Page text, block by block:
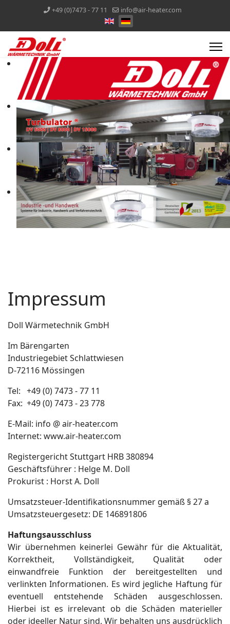
+49 (0)7473 - 77 11 info@air-heater.com
Impressum
Doll Wärmetechnik GmbH
Im Bärengarten
Industriegebiet Schlattwiesen
D-72116 Mössingen
Tel: +49 (0) 7473 - 77 11
Fax: +49 (0) 7473 - 23 778
E-Mail: info @ air-heater.com
Internet: www.air-heater.com
Registergericht Stuttgart HRB 380894
Geschäftsführer : Helge M. Doll
Prokurist : Horst A. Doll
Umsatzsteuer-Identifikationsnummer gemäß § 27 a
Umsatzsteuergesetz: DE 146891806
Haftungsausschluss
Wir übernehmen keinerlei Gewähr für die Aktualität,
Korrektheit, Vollständigkeit, Qualität oder
einwandfreie Funktion der bereitgestellten und
verlinkten Informationen. Es wird jegliche Haftung für
eventuell entstehende Schäden ausgeschlossen.
Hierbei ist es irrelevant ob die Schäden materieller
oder ideeller Natur sind. Wir behalten uns ausdrücklich